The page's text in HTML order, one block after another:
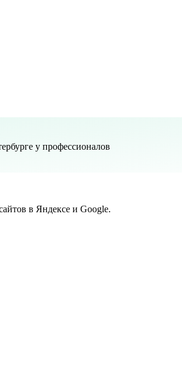
у профессионалов
в Яндексе и Google.